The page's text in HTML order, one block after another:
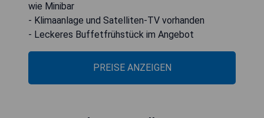
wie Minibar
- Klimaanlage und Satelliten-TV vorhanden
- Leckeres Buffetfrühstück im Angebot
PREISE ANZEIGEN